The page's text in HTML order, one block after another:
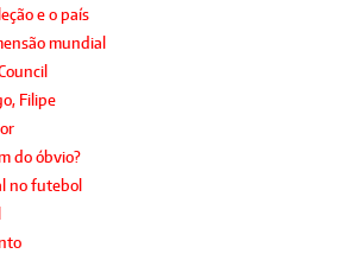
e o país
mundial
Filipe
do óbvio?
no futebol